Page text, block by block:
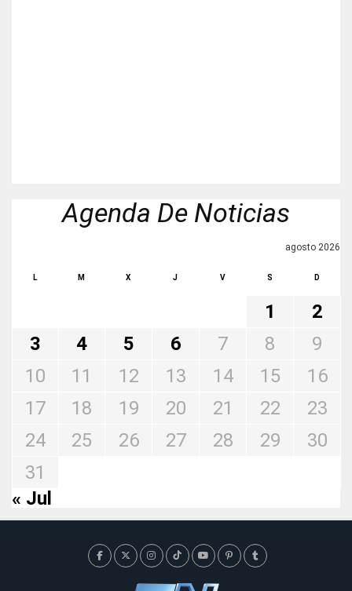
Agenda De Noticias
agosto 2026
L M X J V S D
1
2
3
4 5 6 7 8
9
10
11 12 13 14 15
16
17
18 19 20 21 22
23
24
25 26 27 28 29
30
31
« Jul